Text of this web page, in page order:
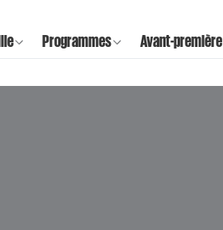
Programmes Avant-première